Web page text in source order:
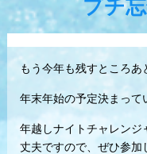
プチ
もう今年も残すところあ
年末年始の予定決まって
年越しナイトチャレンジ
丈夫ですので、ぜひ参加